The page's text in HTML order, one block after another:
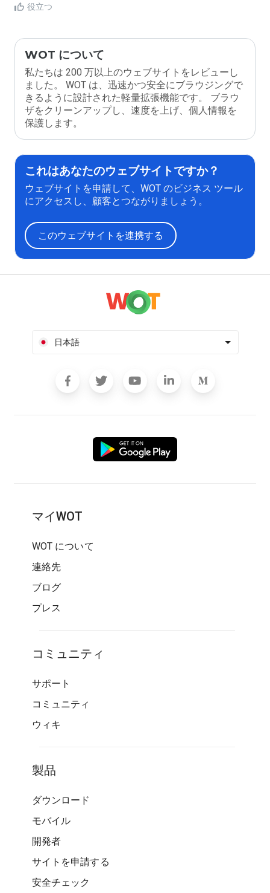
役立つ
WOT について
私たちは 200 万以上のウェブサイトをレビューし
ました。 WOT は、迅速かつ安全にブラウジングで
きるように設計された軽量拡張機能です。 ブラウ
ザをクリーンアップし、速度を上げ、個人情報を
保護します。
これはあなたのウェブサイトですか？
ウェブサイトを申請して、WOT のビジネス ツール
にアクセスし、顧客とつながりましょう。
このウェブサイトを連携する
日本語
マイWOT
WOT について
連絡先
ブログ
プレス
コミュニティ
サポート
コミュニティ
ウィキ
製品
ダウンロード
モバイル
開発者
サイトを申請する
安全チェック